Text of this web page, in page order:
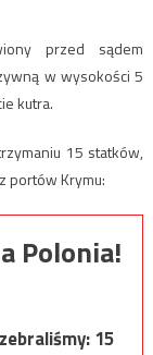
przed sądem
w wysokości 5
kutra.
15 statków,
portów Krymu:
Polonia!
15